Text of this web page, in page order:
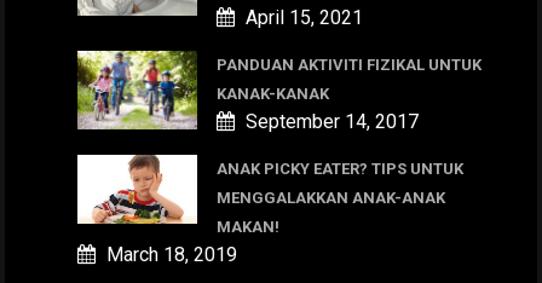
April 15, 2021
PANDUAN AKTIVITI FIZIKAL UNTUK
KANAK-KANAK
September 14, 2017
ANAK PICKY EATER? TIPS UNTUK
MENGGALAKKAN ANAK-ANAK
MAKAN!
March 18, 2019